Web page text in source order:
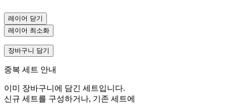
레이어 닫기
레이어 최소화
장바구니 담기
중복 세트 안내
이미 장바구니에 담긴 세트입니다.
신규 세트를 구성하거나, 기존 세트에